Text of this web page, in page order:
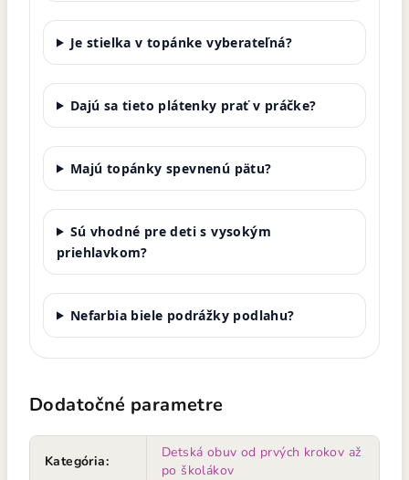
Je stielka v topánke vyberateľná?
Dajú sa tieto plátenky prať v práčke?
Majú topánky spevnenú pätu?
Sú vhodné pre deti s vysokým
priehlavkom?
Nefarbia biele podrážky podlahu?
Dodatočné parametre
Kategória:
Detská obuv od prvých krokov až
po školákov